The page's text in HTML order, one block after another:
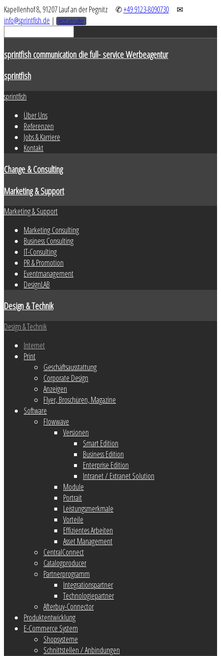
Kapellenhof 8, 91207 Lauf an der Pegnitz ✆+49 9123-8090730
✉
info@sprintfish.de | Jetzt anrufen
sprintfish communication die full- service Werbeagentur
sprintfish
sprintfish
Über Uns
Referenzen
Jobs & Karriere
Kontakt
Change & Consulting
Marketing & Support
Marketing & Support
Marketing Consulting
Business Consulting
IT-Consulting
PR & Promotion
Eventmanagement
DesignLAB
Design & Technik
Design & Technik
Internet
Print
Geschäftsausstattung
Corporate Design
Anzeigen
Flyer, Broschüren, Magazine
Software
Flowwave
Versionen
Smart Edition
Business Edition
Enterprise Edition
Intranet / Extranet Solution
Module
Portrait
Leistungsmerkmale
Vorteile
Effizientes Arbeiten
Asset Management
CentralConnect
Catalogproducer
Partnerprogramm
Integrationspartner
Technologiepartner
Afterbuy-Connector
Produktentwicklung
E-Commerce System
Shopsysteme
Schnittstellen / Anbindungen